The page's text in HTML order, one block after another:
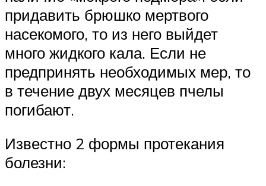
придавить брюшко мертвого
насекомого, то из него выйдет
много жидкого кала. Если не
предпринять необходимых мер, то
в течение двух месяцев пчелы
погибают.
Известно 2 формы протекания
болезни: